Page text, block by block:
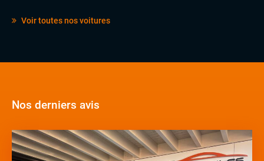
Voir toutes nos voitures
Nos derniers avis